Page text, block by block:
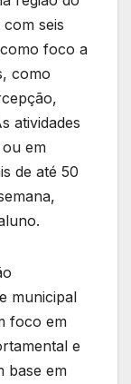
seis
foco a
como
atividades
em
de até 50
municipal
foco em
e
base em